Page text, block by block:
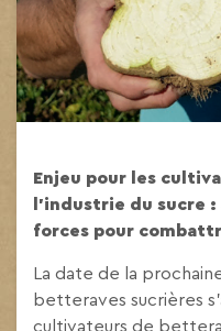
Enjeu pour les
l’industrie du sucre
forces pour
La date de la
betteraves sucrières
cultivateurs de